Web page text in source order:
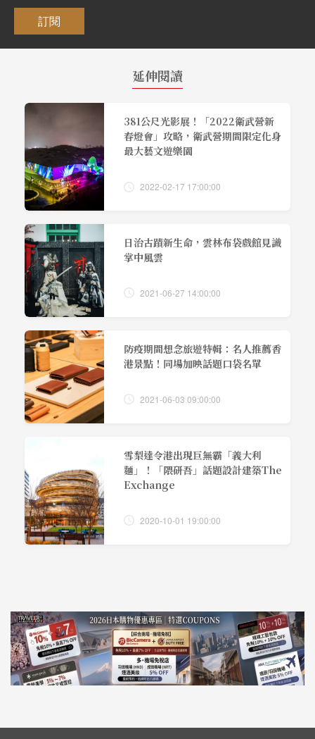
訂閱
延伸閱讀
381公尺光影展！「2022衛武營新
春燈會」攻略，衛武營期間限定化身
最大藝文遊樂園
2022-02-17 17:00:00
日治古蹟新生命，雲林布袋戲館見識
掌中風雲
2021-06-27 14:00:00
防疫期間想念旅遊特輯：名人推薦香
港景點！同場加映話題口袋名單
2021-06-03 09:00:00
雪梨達令港出現巨無霸「義大利
麵」！「隈研吾」話題設計建築The
Exchange
2020-10-01 19:00:00